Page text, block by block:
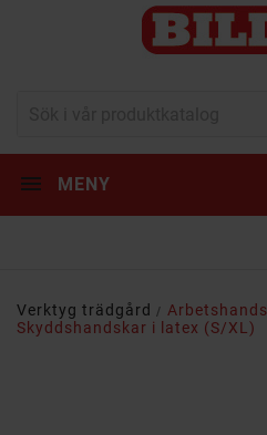
MENY
Verktyg trädgård
Skyddshandskar i latex (S/XL)